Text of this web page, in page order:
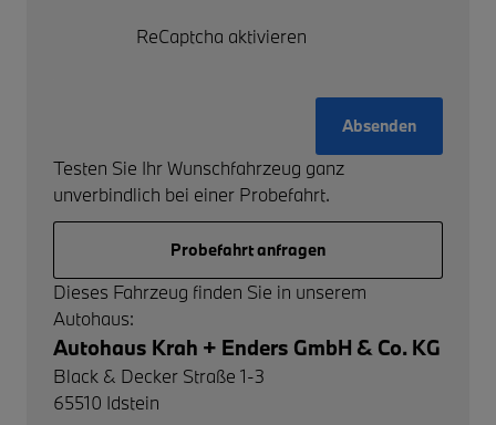
ReCaptcha aktivieren
Absenden
Testen Sie Ihr Wunschfahrzeug ganz
unverbindlich bei einer Probefahrt.
Probefahrt anfragen
Dieses Fahrzeug finden Sie in unserem
Autohaus:
Autohaus Krah + Enders GmbH & Co. KG
Black & Decker Straße 1-3
65510 Idstein